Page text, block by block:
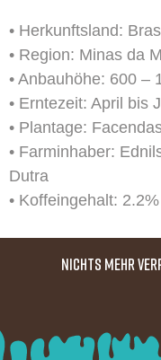
• Herkunftsland:
• Region: Minas da
• Anbauhöhe: 600 –
• Erntezeit: April bis
• Plantage:
• Farminhaber:
Dutra
• Koffeingehalt: 2.2%
Nichts mehr